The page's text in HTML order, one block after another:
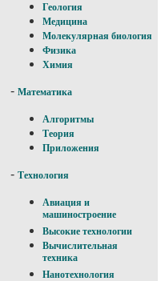
Геология
Медицина
Молекулярная биология
Физика
Химия
- Математика
Алгоритмы
Теория
Приложения
- Технология
Авиация и
машиностроение
Высокие технологии
Вычислительная
техника
Нанотехнология